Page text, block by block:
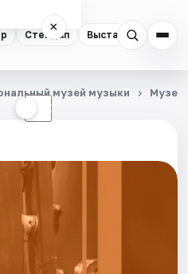
Стендап Выставки
×
☾
музей музыки Музеи